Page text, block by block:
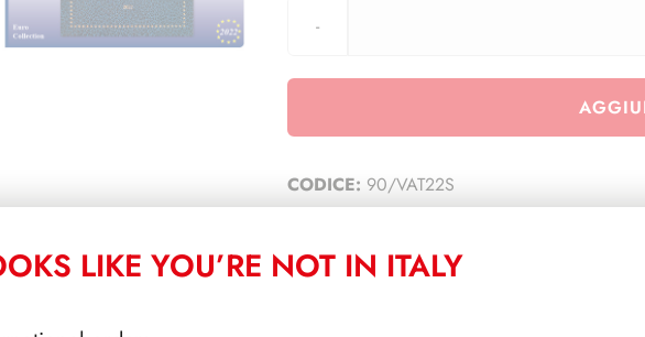
CODICE: 90/VAT22S
CATEGORIA:TUTTI
CORRELATI
LIKE YOU’RE NOT IN ITALY